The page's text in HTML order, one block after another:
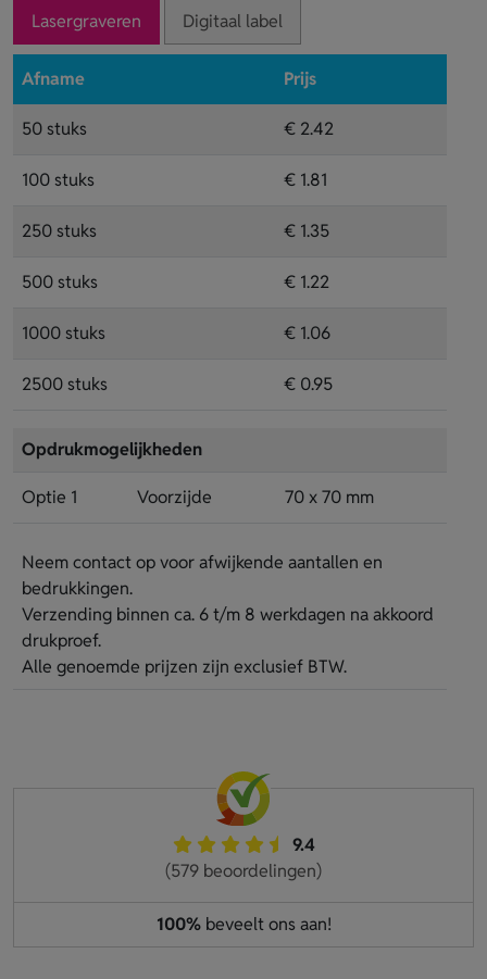
Lasergraveren Digitaal label
Afname Prijs
50 stuks € 2.42
100 stuks € 1.81
250 stuks € 1.35
500 stuks € 1.22
1000 stuks € 1.06
2500 stuks € 0.95
Opdrukmogelijkheden
Optie 1 Voorzijde 70 x 70 mm
Neem contact op voor afwijkende aantallen en
bedrukkingen.
Verzending binnen ca. 6 t/m 8 werkdagen na akkoord
drukproef.
Alle genoemde prijzen zijn exclusief BTW.
9.4
(579 beoordelingen)
100%beveelt ons aan!